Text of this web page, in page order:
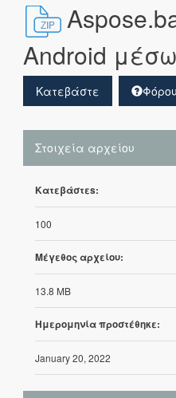
Android
Κατεβάστε
Στοιχεία αρχείου
Κατεβάστεs:
100
Μέγεθος αρχείου:
13.8 MB
Ημερομηνία προστέθηκε:
January 20, 2022